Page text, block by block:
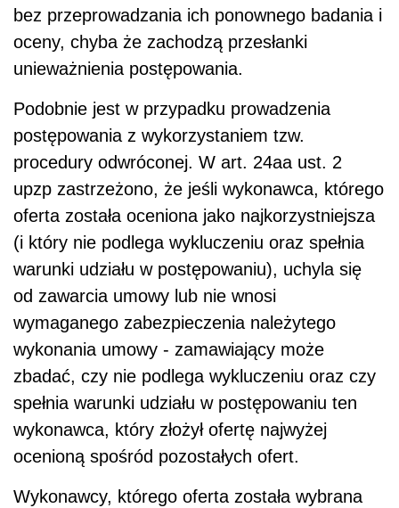
bez przeprowadzania ich ponownego badania i
oceny, chyba że zachodzą przesłanki
unieważnienia postępowania.
Podobnie jest w przypadku prowadzenia
postępowania z wykorzystaniem tzw.
procedury odwróconej. W art. 24aa ust. 2
upzp zastrzeżono, że jeśli wykonawca, którego
oferta została oceniona jako najkorzystniejsza
(i który nie podlega wykluczeniu oraz spełnia
warunki udziału w postępowaniu), uchyla się
od zawarcia umowy lub nie wnosi
wymaganego zabezpieczenia należytego
wykonania umowy - zamawiający może
zbadać, czy nie podlega wykluczeniu oraz czy
spełnia warunki udziału w postępowaniu ten
wykonawca, który złożył ofertę najwyżej
ocenioną spośród pozostałych ofert.
Wykonawcy, którego oferta została wybrana